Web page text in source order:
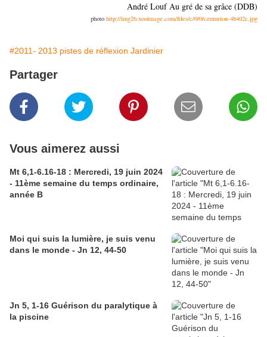
André Louf Au gré de sa grâce (DDB)
photo http://img26.xooimage.com/files/c/0/0/centurion-4b402c.jpg
#2011- 2013 pistes de réflexion Jardinier
Partager
Vous aimerez aussi
Mt 6,1-6.16-18 : Mercredi, 19 juin 2024
- 11ème semaine du temps ordinaire,
année B
Moi qui suis la lumière, je suis venu
dans le monde - Jn 12, 44-50
Jn 5, 1-16 Guérison du paralytique à
la piscine